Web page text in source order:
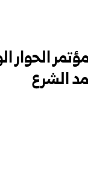
الحوار
الشرع